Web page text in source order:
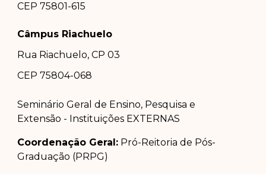
CEP 75801-615
Câmpus Riachuelo
Rua Riachuelo, CP 03
CEP 75804-068
Seminário Geral de Ensino, Pesquisa e
Extensão - Instituições EXTERNAS
Coordenação Geral: Pró-Reitoria de Pós-
Graduação (PRPG)